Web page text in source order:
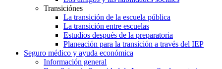
Transiciónes
La transición de la escuela pública
La transición entre escuelas
Estudios después de la preparatoria
Planeación para la transición a través del IEP
Seguro médico y ayuda económica
Información general